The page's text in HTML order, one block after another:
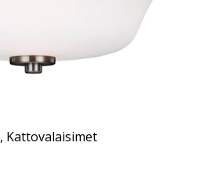
, Kattovalaisimet